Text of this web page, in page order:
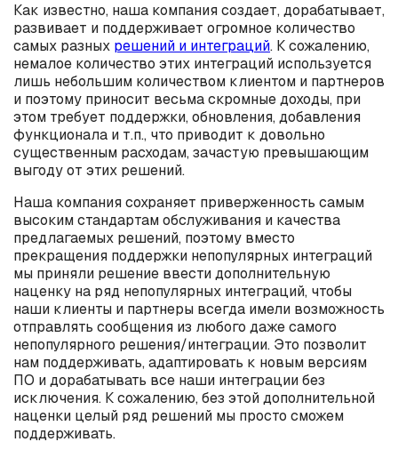
Как известно, наша компания создает, дорабатывает,
развивает и поддерживает огромное количество
самых разных решений и интеграций. К сожалению,
немалое количество этих интеграций используется
лишь небольшим количеством клиентом и партнеров
и поэтому приносит весьма скромные доходы, при
этом требует поддержки, обновления, добавления
функционала и т.п., что приводит к довольно
существенным расходам, зачастую превышающим
выгоду от этих решений.
Наша компания сохраняет приверженность самым
высоким стандартам обслуживания и качества
предлагаемых решений, поэтому вместо
прекращения поддержки непопулярных интеграций
мы приняли решение ввести дополнительную
наценку на ряд непопулярных интеграций, чтобы
наши клиенты и партнеры всегда имели возможность
отправлять сообщения из любого даже самого
непопулярного решения/интеграции. Это позволит
нам поддерживать, адаптировать к новым версиям
ПО и дорабатывать все наши интеграции без
исключения. К сожалению, без этой дополнительной
наценки целый ряд решений мы просто сможем
поддерживать.